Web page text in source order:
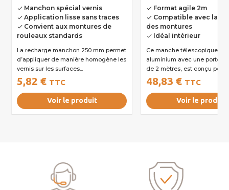
done Manchon spécial vernis
done Application lisse sans traces
done Convient aux montures de
rouleaux standards
La recharge manchon 250 mm permet
d’appliquer de manière homogène les
vernis sur les surfaces...
5,82 € TTC
Voir le produit
done Format agile 2m
done Compatible avec la
des montures
done Idéal intérieur
Ce manche télescopique en
aluminium avec une portée maximale
de 2 mètres, est conçu pour...
48,83 € TTC
Voir le produit